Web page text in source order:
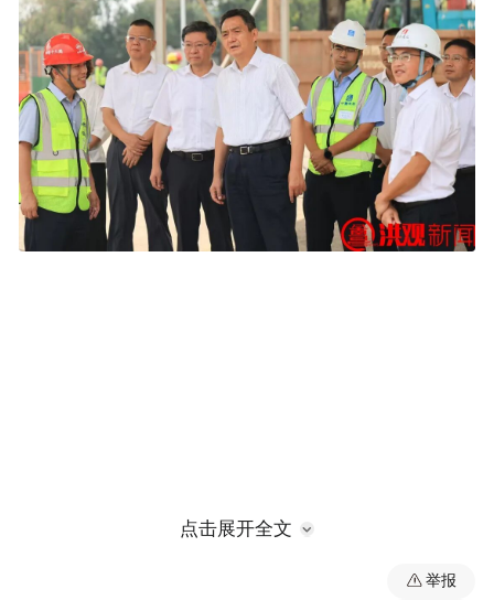
点击展开全文
举报